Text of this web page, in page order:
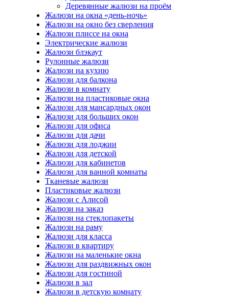
Деревянные жалюзи на проём
Жалюзи на окна «день-ночь»
Жалюзи на окно без сверления
Жалюзи плиссе на окна
Электрические жалюзи
Жалюзи блэкаут
Рулонные жалюзи
Жалюзи на кухню
Жалюзи для балкона
Жалюзи в комнату
Жалюзи на пластиковые окна
Жалюзи для мансардных окон
Жалюзи для больших окон
Жалюзи для офиса
Жалюзи для дачи
Жалюзи для лоджии
Жалюзи для детской
Жалюзи для кабинетов
Жалюзи для ванной комнаты
Тканевые жалюзи
Пластиковые жалюзи
Жалюзи с Алисой
Жалюзи на заказ
Жалюзи на стеклопакеты
Жалюзи на раму
Жалюзи для класса
Жалюзи в квартиру
Жалюзи на маленькие окна
Жалюзи для раздвижных окон
Жалюзи для гостиной
Жалюзи в зал
Жалюзи в детскую комнату